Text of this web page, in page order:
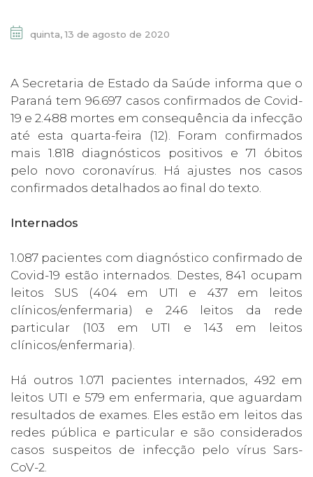
quinta, 13 de agosto de 2020
A Secretaria de Estado da Saúde informa que o
Paraná tem 96.697 casos confirmados de Covid-
19 e 2.488 mortes em consequência da infecção
até esta quarta-feira (12). Foram confirmados
mais 1.818 diagnósticos positivos e 71 óbitos
pelo novo coronavírus. Há ajustes nos casos
confirmados detalhados ao final do texto.
Internados
1.087 pacientes com diagnóstico confirmado de
Covid-19 estão internados. Destes, 841 ocupam
leitos SUS (404 em UTI e 437 em leitos
clínicos/enfermaria) e 246 leitos da rede
particular (103 em UTI e 143 em leitos
clínicos/enfermaria).
Há outros 1.071 pacientes internados, 492 em
leitos UTI e 579 em enfermaria, que aguardam
resultados de exames. Eles estão em leitos das
redes pública e particular e são considerados
casos suspeitos de infecção pelo vírus Sars-
CoV-2.